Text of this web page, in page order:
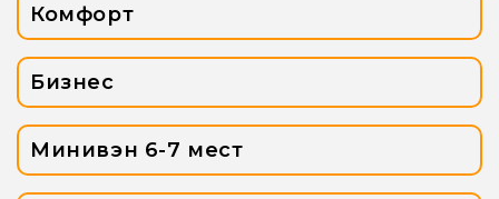
Комфорт
Бизнес
Минивэн 6-7 мест